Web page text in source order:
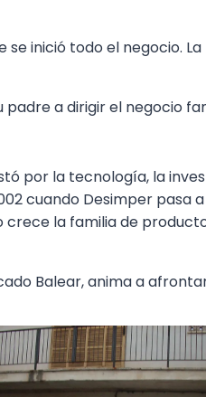
se inició todo el negocio.
padre a dirigir el negocio
por la tecnología, la
cuando Desimper
la familia de
Balear, anima a